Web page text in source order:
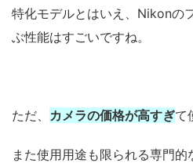
特化モデルとはいえ、Nikonの
ぶ性能はすごいですね。
ただ、 カメラの価格が高すぎて
また使用用途も限られる専門的